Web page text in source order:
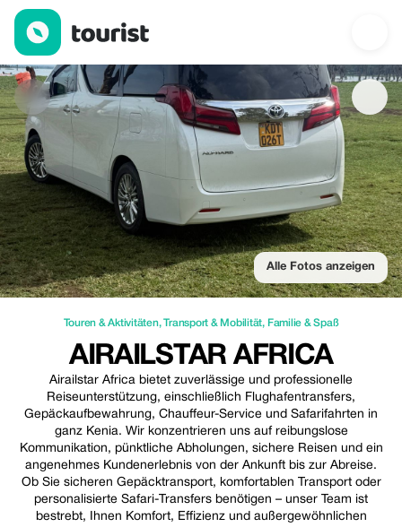
Airailstar Africa — Touren & Aktivitäten | Up to 12% off | Tourist
Alle Fotos anzeigen
Touren & Aktivitäten,Transport & Mobilität, Familie & Spaß
AIRAILSTAR AFRICA
Airailstar Africa bietet zuverlässige und professionelle
Reiseunterstützung, einschließlich Flughafentransfers,
Gepäckaufbewahrung, Chauffeur-Service und Safarifahrten in
ganz Kenia. Wir konzentrieren uns auf reibungslose
Kommunikation, pünktliche Abholungen, sichere Reisen und ein
angenehmes Kundenerlebnis von der Ankunft bis zur Abreise.
Ob Sie sicheren Gepäcktransport, komfortablen Transport oder
personalisierte Safari-Transfers benötigen – unser Team ist
bestrebt, Ihnen Komfort, Effizienz und außergewöhnlichen